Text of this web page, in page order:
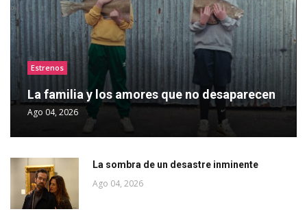
Estrenos
La familia y los amores que no desaparecen
Ago 04, 2026
La sombra de un desastre inminente
Ago 04, 2026